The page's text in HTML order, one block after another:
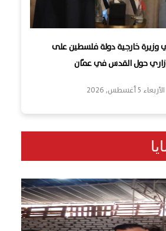
وزيرة خارجية دولة فلسطين على
حول القدس في عمّان
الأربعاء 5 أغسطس, 2026